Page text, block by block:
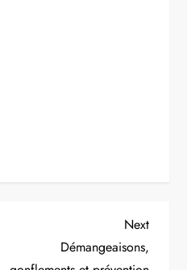
Next
Post
Next
Démangeaisons,